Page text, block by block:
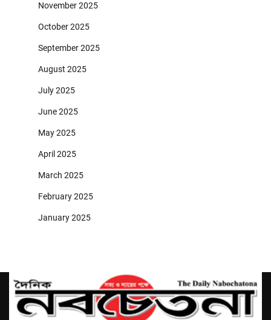
November 2025
October 2025
September 2025
August 2025
July 2025
June 2025
May 2025
April 2025
March 2025
February 2025
January 2025